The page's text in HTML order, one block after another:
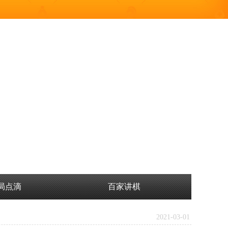
点滴 百家讲棋
2021-03-01